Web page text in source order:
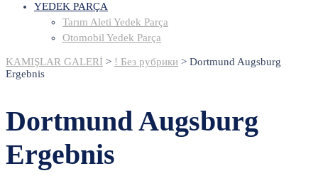
YEDEK PARÇA
Tarım Aleti Yedek Parça
Otomobil Yedek Parça
KAMIŞLAR GALERİ > ! Без рубрики > Dortmund Augsburg
Ergebnis
Dortmund Augsburg
Ergebnis